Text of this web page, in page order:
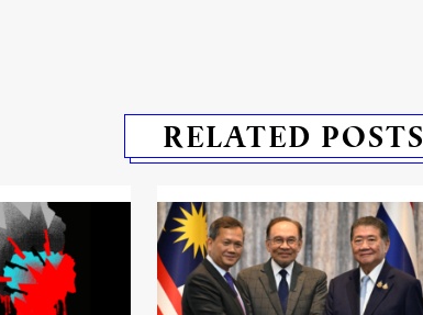
RELATED POSTS